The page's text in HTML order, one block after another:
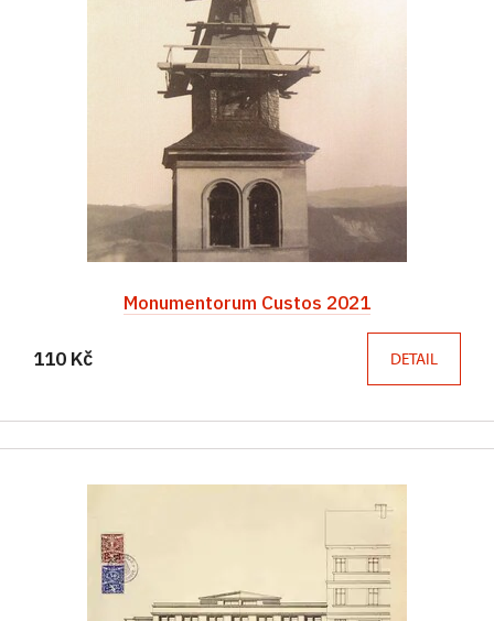
Monumentorum Custos 2021
110 Kč DETAIL